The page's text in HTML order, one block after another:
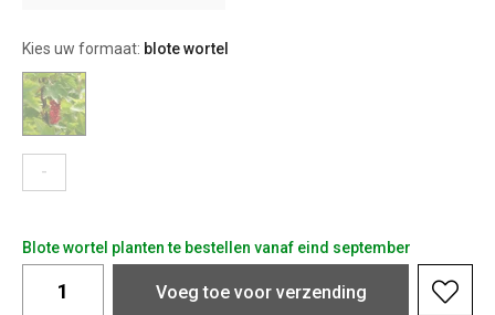
Kies uw formaat: blote wortel
-
Blote wortel planten te bestellen vanaf eind september
Voeg toe voor verzending